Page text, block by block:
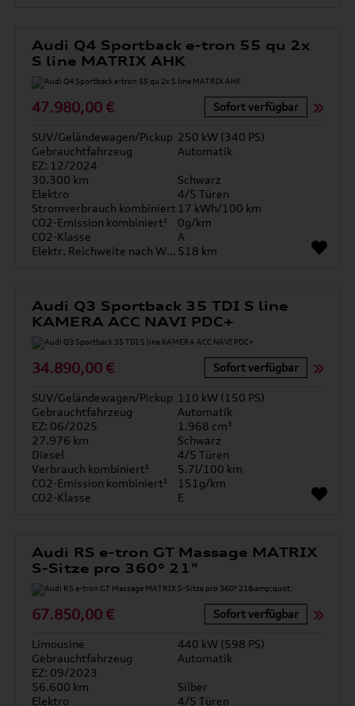
Audi Q4 Sportback e-tron 55 qu 2x
S line MATRIX AHK
47.980,00 € Sofort verfügbar
SUV/Geländewagen/Pickup 250 kW (340 PS)
Gebrauchtfahrzeug
Automatik
EZ: 12/2024
30.300 km
Schwarz
Elektro
4/5 Türen
Stromverbrauch kombiniert 17 kWh/100 km
CO2-Emission kombiniert¹
0g/km
CO2-Klasse
A
Elektr. Reichweite nach WLTP* 518 km
Audi Q3 Sportback 35 TDI S line
KAMERA ACC NAVI PDC+
34.890,00 € Sofort verfügbar
SUV/Geländewagen/Pickup 110 kW (150 PS)
Gebrauchtfahrzeug
Automatik
EZ: 06/2025
1.968 cm³
27.976 km
Schwarz
Diesel
4/5 Türen
Verbrauch kombiniert¹
5.7l/100 km
CO2-Emission kombiniert¹
151g/km
CO2-Klasse
E
Audi RS e-tron GT Massage MATRIX
S-Sitze pro 360° 21"
67.850,00 € Sofort verfügbar
Limousine
440 kW (598 PS)
Gebrauchtfahrzeug
Automatik
EZ: 09/2023
56.600 km
Silber
Elektro
4/5 Türen